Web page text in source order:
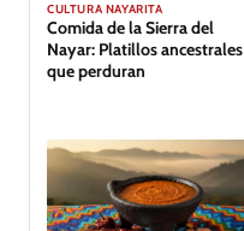
CULTURA NAYARITA
Comida de la Sierra del
Nayar: Platillos ancestrales
que perduran